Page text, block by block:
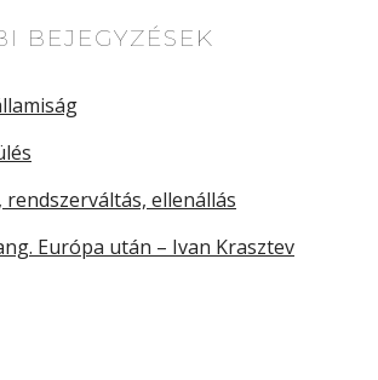
BEJEGYZÉSEK
rendszerváltás, ellenállás
Európa után – Ivan Krasztev